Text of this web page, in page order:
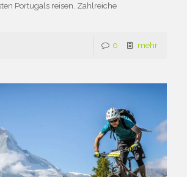
Portugals reisen. Zahlreiche
0 mehr